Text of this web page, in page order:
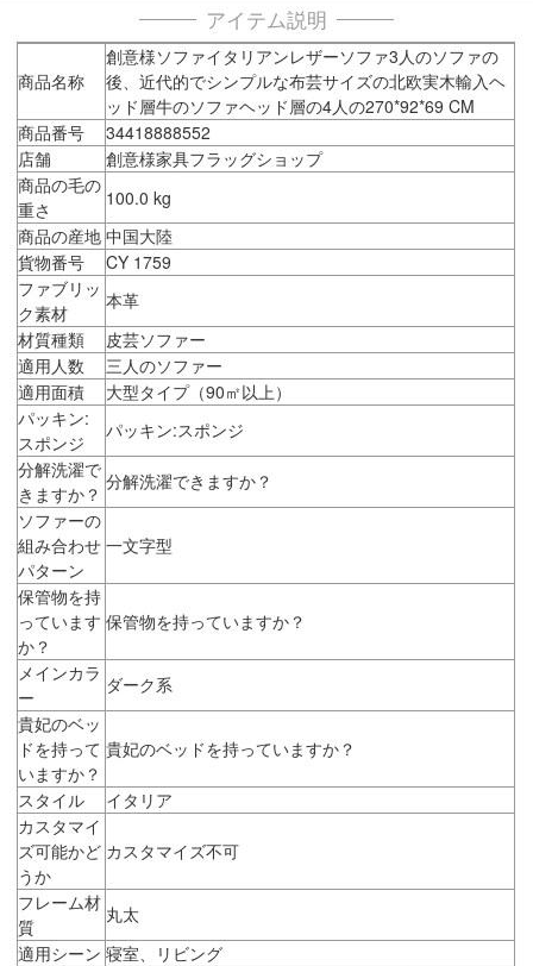
アイテム説明
商品名称
創意様ソファイタリアンレザーソファ3人のソファの
後、近代的でシンプルな布芸サイズの北欧実木輸入ヘ
ッド層牛のソファヘッド層の4人の270*92*69 CM
商品番号
34418888552
店舗
創意様家具フラッグショップ
商品の毛の
重さ
100.0 kg
商品の産地 中国大陸
貨物番号
CY 1759
ファブリッ
ク素材
本革
材質種類
皮芸ソファー
適用人数
三人のソファー
適用面積
大型タイプ（90㎡以上）
パッキン:
スポンジ
パッキン:スポンジ
分解洗濯で
きますか？
分解洗濯できますか？
ソファーの
組み合わせ
パターン
一文字型
保管物を持
っています
か？
保管物を持っていますか？
メインカラ
ー
ダーク系
貴妃のベッ
ドを持って
いますか？
貴妃のベッドを持っていますか？
スタイル
イタリア
カスタマイ
ズ可能かど
うか
カスタマイズ不可
フレーム材
質
丸太
適用シーン 寝室、リビング